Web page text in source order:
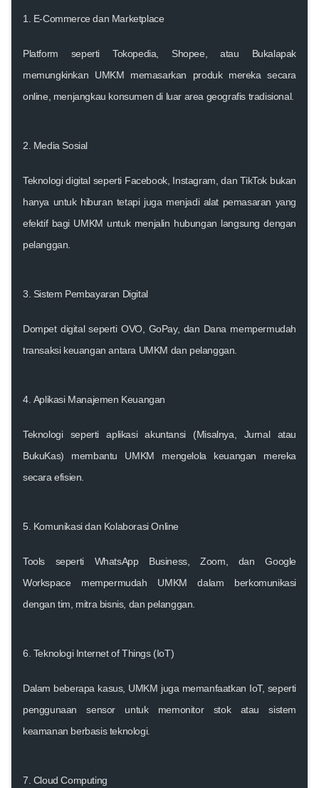
1. E-Commerce dan Marketplace
Platform seperti Tokopedia, Shopee, atau Bukalapak
memungkinkan UMKM memasarkan produk mereka secara
online, menjangkau konsumen di luar area geografis tradisional.
2. Media Sosial
Teknologi digital seperti Facebook, Instagram, dan TikTok bukan
hanya untuk hiburan tetapi juga menjadi alat pemasaran yang
efektif bagi UMKM untuk menjalin hubungan langsung dengan
pelanggan.
3. Sistem Pembayaran Digital
Dompet digital seperti OVO, GoPay, dan Dana mempermudah
transaksi keuangan antara UMKM dan pelanggan.
4. Aplikasi Manajemen Keuangan
Teknologi seperti aplikasi akuntansi (Misalnya, Jurnal atau
BukuKas) membantu UMKM mengelola keuangan mereka
secara efisien.
5. Komunikasi dan Kolaborasi Online
Tools seperti WhatsApp Business, Zoom, dan Google
Workspace mempermudah UMKM dalam berkomunikasi
dengan tim, mitra bisnis, dan pelanggan.
6. Teknologi Internet of Things (IoT)
Dalam beberapa kasus, UMKM juga memanfaatkan IoT, seperti
penggunaan sensor untuk memonitor stok atau sistem
keamanan berbasis teknologi.
7. Cloud Computing